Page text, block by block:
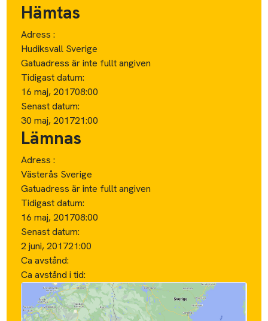
Hämtas
Adress :
Hudiksvall Sverige
Gatuadress är inte fullt angiven
Tidigast datum:
16 maj, 201708:00
Senast datum:
30 maj, 201721:00
Lämnas
Adress :
Västerås Sverige
Gatuadress är inte fullt angiven
Tidigast datum:
16 maj, 201708:00
Senast datum:
2 juni, 201721:00
Ca avstånd:
Ca avstånd i tid: